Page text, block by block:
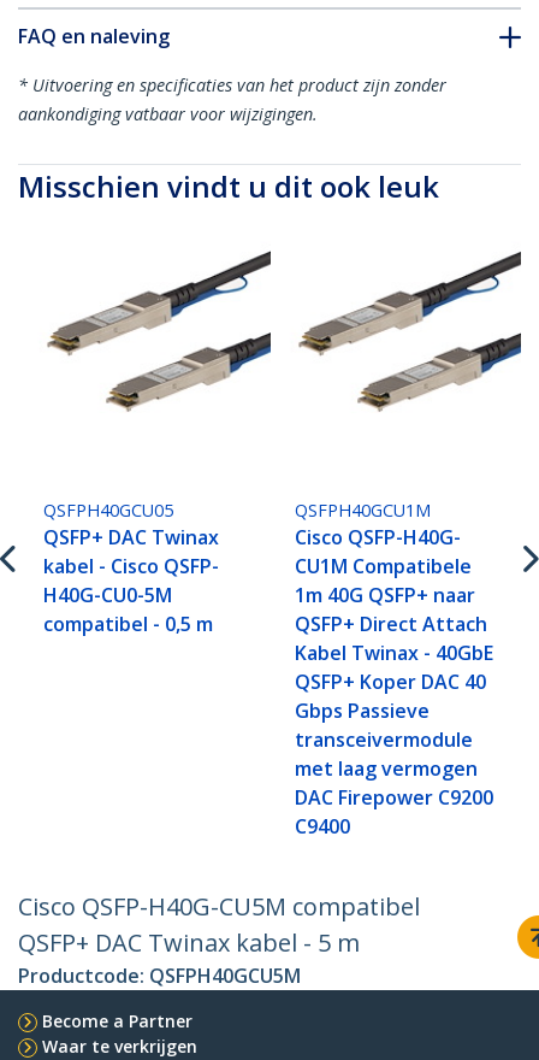
FAQ en naleving
* Uitvoering en specificaties van het product zijn zonder
aankondiging vatbaar voor wijzigingen.
Misschien vindt u dit ook leuk
QSFPH40GCU05
QSFP+ DAC Twinax
kabel - Cisco QSFP-
H40G-CU0-5M
compatibel - 0,5 m
QSFPH40GCU1M
Cisco QSFP-H40G-
CU1M Compatibele
1m 40G QSFP+ naar
QSFP+ Direct Attach
Kabel Twinax - 40GbE
QSFP+ Koper DAC 40
Gbps Passieve
transceivermodule
met laag vermogen
DAC Firepower C9200
C9400
Cisco QSFP-H40G-CU5M compatibel
QSFP+ DAC Twinax kabel - 5 m
Productcode: QSFPH40GCU5M
Become a Partner
Waar te verkrijgen